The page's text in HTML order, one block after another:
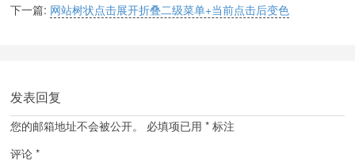
下一篇: 网站树状点击展开折叠二级菜单+当前点击后变色
发表回复
您的邮箱地址不会被公开。 必填项已用* 标注
评论*